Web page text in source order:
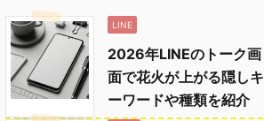
LINE
2026年LINEのトーク画
面で花火が上がる隠しキ
ーワードや種類を紹介